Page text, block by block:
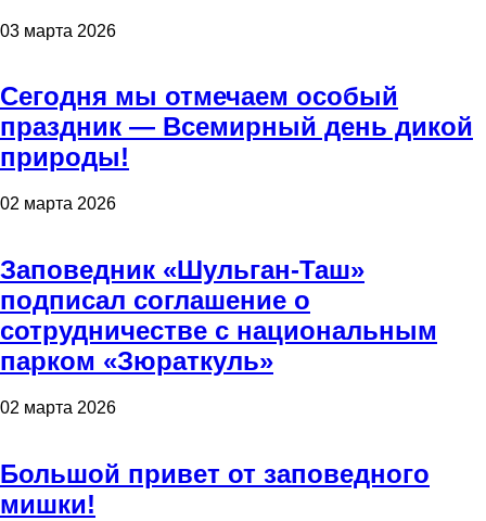
03 марта 2026
Сегодня мы отмечаем особый
праздник — Всемирный день дикой
природы!
02 марта 2026
Заповедник «Шульган-Таш»
подписал соглашение о
сотрудничестве с национальным
парком «Зюраткуль»
02 марта 2026
Большой привет от заповедного
мишки!